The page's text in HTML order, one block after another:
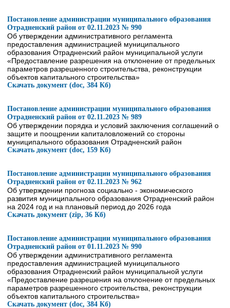
Постановление администрации муниципального образования
Отрадненский район от 02.11.2023 № 990
Об утверждении административного регламента
предоставления администрацией муниципального
образования Отрадненский район муниципальной услуги
«Предоставление разрешения на отклонение от предельных
параметров разрешенного строительства, реконструкции
объектов капитального строительства»
Скачать документ (doc, 384 Кб)
Постановление администрации муниципального образования
Отрадненский район от 02.11.2023 № 989
Об утверждении порядка и условий заключения соглашений о
защите и поощрении капиталовложений со стороны
муниципального образования Отрадненский район
Скачать документ (doc, 159 Кб)
Постановление администрации муниципального образования
Отрадненский район от 02.11.2023 № 962
Об утверждении прогноза социально - экономического
развития муниципального образования Отрадненский район
на 2024 год и на плановый период до 2026 года
Скачать документ (zip, 36 Кб)
Постановление администрации муниципального образования
Отрадненский район от 01.11.2023 № 990
Об утверждении административного регламента
предоставления администрацией муниципального
образования Отрадненский район муниципальной услуги
«Предоставление разрешения на отклонение от предельных
параметров разрешенного строительства, реконструкции
объектов капитального строительства»
Скачать документ (doc, 384 Кб)